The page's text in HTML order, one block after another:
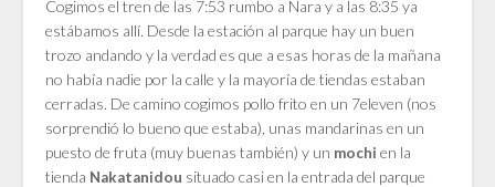
Cogimos el tren de las 7:53 rumbo a Nara y a las 8:35 ya
estábamos allí. Desde la estación al parque hay un buen
trozo andando y la verdad es que a esas horas de la mañana
no había nadie por la calle y la mayoría de tiendas estaban
cerradas. De camino cogimos pollo frito en un 7eleven (nos
sorprendió lo bueno que estaba), unas mandarinas en un
puesto de fruta (muy buenas también) y un mochi en la
tienda Nakatanidou situado casi en la entrada del parque